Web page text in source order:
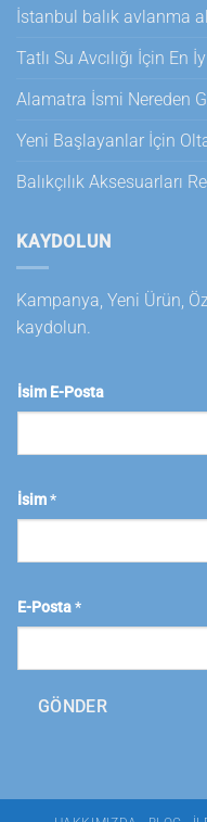
İstanbul balık avlanma
Tatlı Su Avcılığı İçin En
Alamatra İsmi Nereden
Yeni Başlayanlar İçin
Balıkçılık Aksesuarları
KAYDOLUN
Kampanya, Yeni Ürün,
kaydolun.
İsim E-Posta
İsim*
E-Posta*
GÖNDER